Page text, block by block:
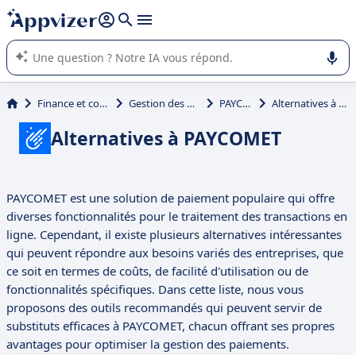
répondre (plusieurs lignes avec
L'IA de Appvizer vous guide dans l'utilisation ou la sélection de
logiciel SaaS en entreprise.
Finance et comptabilité Gestion des paiements PAYCOMET Alternatives à PAYCOMET
Alternatives à PAYCOMET
PAYCOMET est une solution de paiement populaire qui offre
diverses fonctionnalités pour le traitement des transactions en
ligne. Cependant, il existe plusieurs alternatives intéressantes
qui peuvent répondre aux besoins variés des entreprises, que
ce soit en termes de coûts, de facilité d'utilisation ou de
fonctionnalités spécifiques. Dans cette liste, nous vous
proposons des outils recommandés qui peuvent servir de
substituts efficaces à PAYCOMET, chacun offrant ses propres
avantages pour optimiser la gestion des paiements.